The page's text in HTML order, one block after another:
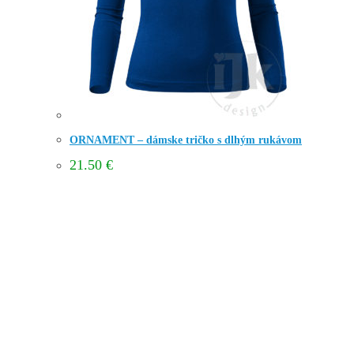
ORNAMENT – dámske tričko s dlhým rukávom
21.50 €